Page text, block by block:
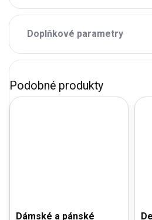
Doplňkové parametry
Dámské a pánské